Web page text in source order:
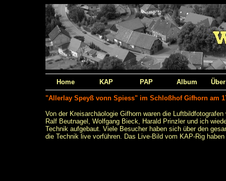
Home KAP PAP Album
"Allerlay Speyß vonn Spiess" im Schloßhof Gifhorn am
Von der Kreisarchäologie Gifhorn waren die
Ralf Beutnagel, Wolfgang Bieck, Harald Prinzler und ich
Technik aufgebaut. Viele Besucher haben sich über den
die Technik live vorführen. Das Live-Bild vom KAP-Rig